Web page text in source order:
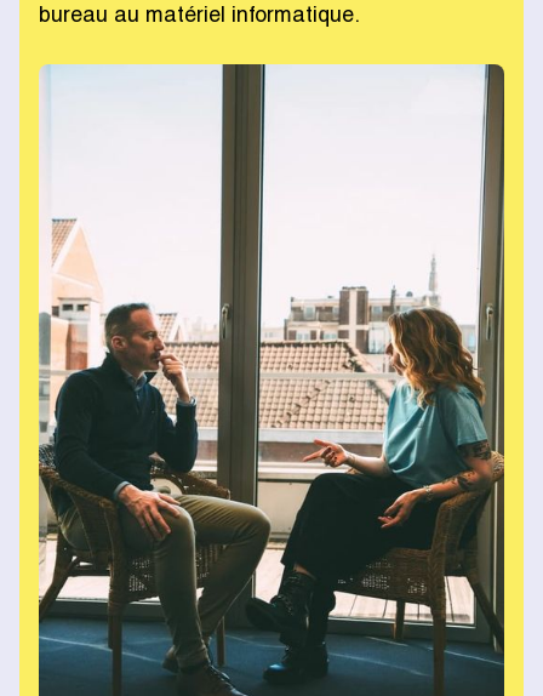
bureau au matériel informatique.